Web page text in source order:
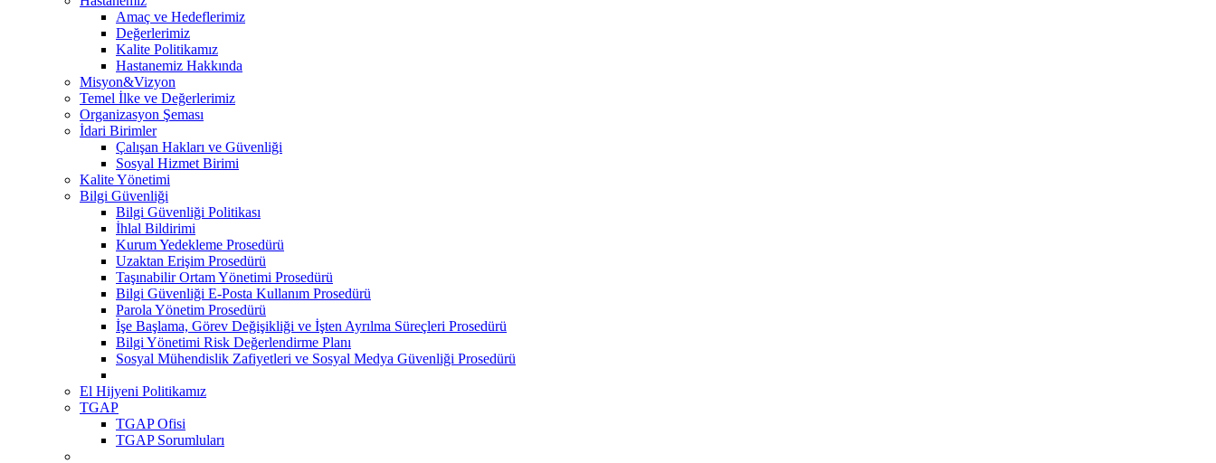
Amaç ve Hedeflerimiz
Değerlerimiz
Kalite Politikamız
Hastanemiz Hakkında
Misyon&Vizyon
Temel İlke ve Değerlerimiz
Organizasyon Şeması
İdari Birimler
Çalışan Hakları ve Güvenliği
Sosyal Hizmet Birimi
Kalite Yönetimi
Bilgi Güvenliği
Bilgi Güvenliği Politikası
İhlal Bildirimi
Kurum Yedekleme Prosedürü
Uzaktan Erişim Prosedürü
Taşınabilir Ortam Yönetimi Prosedürü
Bilgi Güvenliği E-Posta Kullanım Prosedürü
Parola Yönetim Prosedürü
İşe Başlama, Görev Değişikliği ve İşten Ayrılma Süreçleri Prosedürü
Bilgi Yönetimi Risk Değerlendirme Planı
Sosyal Mühendislik Zafiyetleri ve Sosyal Medya Güvenliği Prosedürü
El Hijyeni Politikamız
TGAP
TGAP Ofisi
TGAP Sorumluları